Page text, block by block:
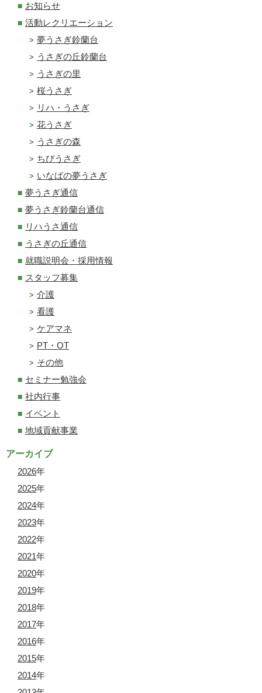
お知らせ
活動レクリエーション
夢うさぎ鈴蘭台
うさぎの丘鈴蘭台
うさぎの里
桜うさぎ
リハ・うさぎ
花うさぎ
うさぎの森
ちびうさぎ
いなばの夢うさぎ
夢うさぎ通信
夢うさぎ鈴蘭台通信
リハうさ通信
うさぎの丘通信
就職説明会・採用情報
スタッフ募集
介護
看護
ケアマネ
PT・OT
その他
セミナー勉強会
社内行事
イベント
地域貢献事業
アーカイブ
2026年
2025年
2024年
2023年
2022年
2021年
2020年
2019年
2018年
2017年
2016年
2015年
2014年